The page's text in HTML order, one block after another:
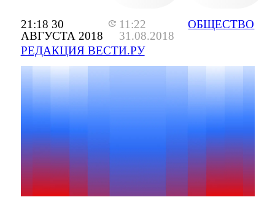
21:18 30
АВГУСТА 2018
11:22
31.08.2018
РЕДАКЦИЯ ВЕСТИ.РУ
ОБЩЕСТВО